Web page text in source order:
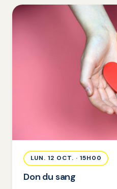
LUN. 12 OCT. · 15H00
Don du sang